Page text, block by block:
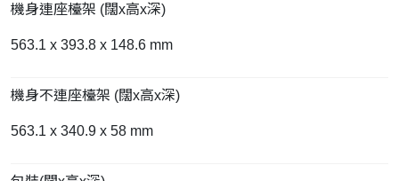
機身連座檯架 (闊x高x深)
563.1 x 393.8 x 148.6 mm
機身不連座檯架 (闊x高x深)
563.1 x 340.9 x 58 mm